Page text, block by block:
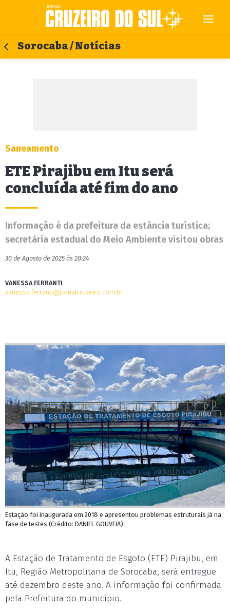
Sorocaba / Notícias
Saneamento
ETE Pirajibu em Itu será
concluída até fim do ano
Informação é da prefeitura da estância turística;
secretária estadual do Meio Ambiente visitou obras
30 de Agosto de 2025 às 20:24
VANESSA FERRANTI
vanessa.ferranti@jornalcruzeiro.com.br
Estação foi inaugurada em 2018 e apresentou problemas estruturais já na
fase de testes (Crédito: DANIEL GOUVEIA)
A Estação de Tratamento de Esgoto (ETE) Pirajibu, em
Itu, Região Metropolitana de Sorocaba, será entregue
até dezembro deste ano. A informação foi confirmada
pela Prefeitura do município.